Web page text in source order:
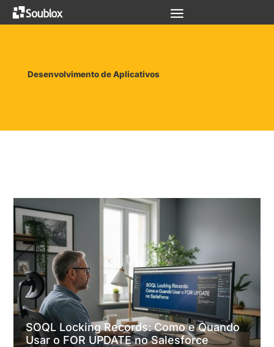
Desenvolvimento de Aplicativos
SOQL Locking Records: Como e Quando
Usar o FOR UPDATE no Salesforce